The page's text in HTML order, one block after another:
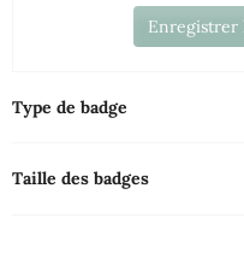
Enregistrer
Type de badge
Taille des badges